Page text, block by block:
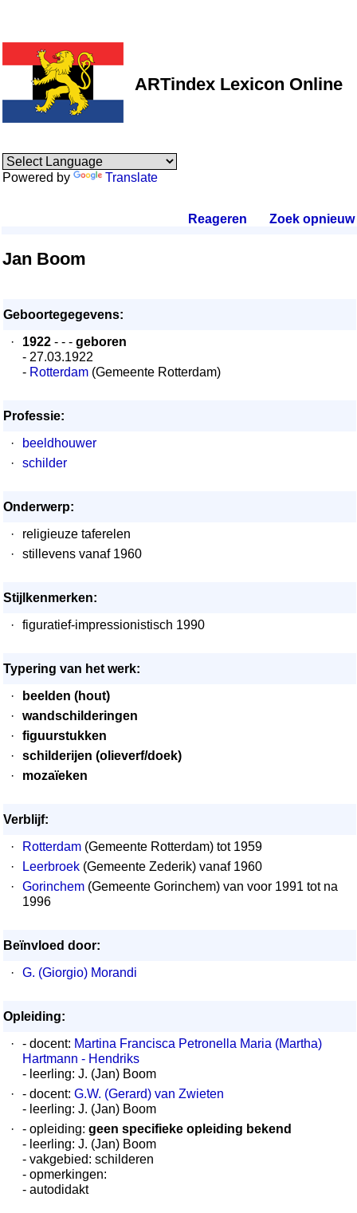
ARTindex Lexicon Online
Powered by Translate
Reageren Zoek opnieuw.
Jan Boom
Geboortegegevens:
·
1922 - - - geboren
- 27.03.1922
- Rotterdam (Gemeente Rotterdam)
Professie:
·
beeldhouwer
·
schilder
Onderwerp:
·
religieuze taferelen
·
stillevens vanaf 1960
Stijlkenmerken:
·
figuratief-impressionistisch 1990
Typering van het werk:
·
beelden (hout)
·
wandschilderingen
·
figuurstukken
·
schilderijen (olieverf/doek)
·
mozaïeken
Verblijf:
·
Rotterdam (Gemeente Rotterdam) tot 1959
·
Leerbroek (Gemeente Zederik) vanaf 1960
·
Gorinchem (Gemeente Gorinchem) van voor 1991 tot na
1996
Beïnvloed door:
·
G. (Giorgio) Morandi
Opleiding:
·
- docent: Martina Francisca Petronella Maria (Martha)
Hartmann - Hendriks
- leerling: J. (Jan) Boom
·
- docent: G.W. (Gerard) van Zwieten
- leerling: J. (Jan) Boom
·
- opleiding: geen specifieke opleiding bekend
- leerling: J. (Jan) Boom
- vakgebied: schilderen
- opmerkingen:
- autodidakt